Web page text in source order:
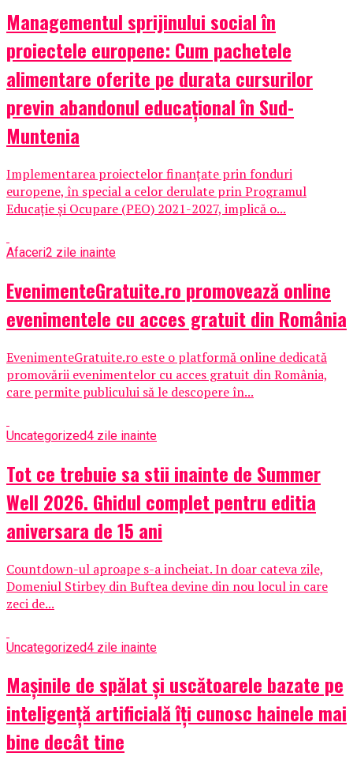
Managementul sprijinului social în
proiectele europene: Cum pachetele
alimentare oferite pe durata cursurilor
previn abandonul educațional în Sud-
Muntenia
Implementarea proiectelor finanțate prin fonduri
europene, în special a celor derulate prin Programul
Educație și Ocupare (PEO) 2021-2027, implică o...
Afaceri2 zile inainte
EvenimenteGratuite.ro promovează online
evenimentele cu acces gratuit din România
EvenimenteGratuite.ro este o platformă online dedicată
promovării evenimentelor cu acces gratuit din România,
care permite publicului să le descopere în...
Uncategorized4 zile inainte
Tot ce trebuie sa stii inainte de Summer
Well 2026. Ghidul complet pentru editia
aniversara de 15 ani
Countdown-ul aproape s-a incheiat. In doar cateva zile,
Domeniul Stirbey din Buftea devine din nou locul in care
zeci de...
Uncategorized4 zile inainte
Mașinile de spălat și uscătoarele bazate pe
inteligență artificială îți cunosc hainele mai
bine decât tine